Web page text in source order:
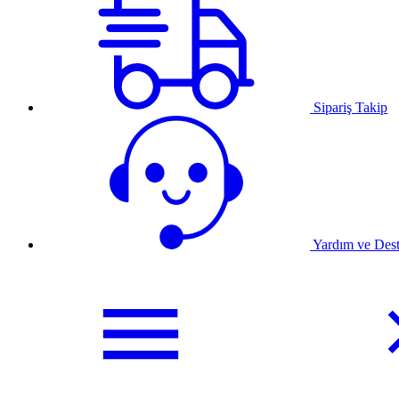
Sipariş Takip
Yardım ve